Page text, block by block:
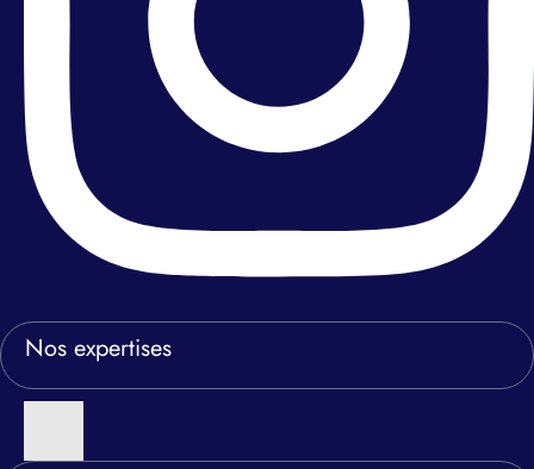
Nos expertises